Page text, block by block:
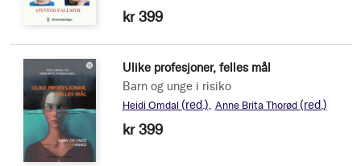
kr 399
Ulike profesjoner, felles mål
Barn og unge i risiko
Heidi Omdal (red.) Anne Brita Thorød (red.)
kr 399